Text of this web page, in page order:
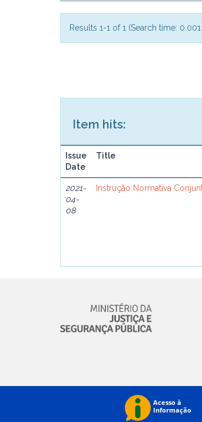
Results 1-1 of 1 (Search time:
Item hits:
Issue
Date
Title
2021-
04-
08
Instrução Normativa